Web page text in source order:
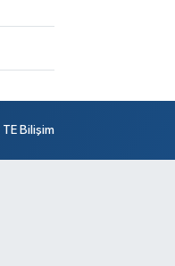
TE Bilişim